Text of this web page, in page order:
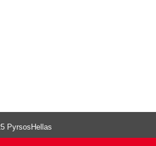
PyrsosHellas